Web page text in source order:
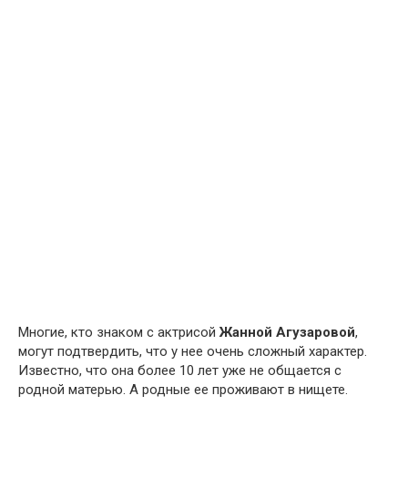
Многие, кто знаком с актрисойЖанной Агузаровой,
могут подтвердить, что у нее очень сложный характер.
Известно, что она более 10 лет уже не общается с
родной матерью. А родные ее проживают в нищете.